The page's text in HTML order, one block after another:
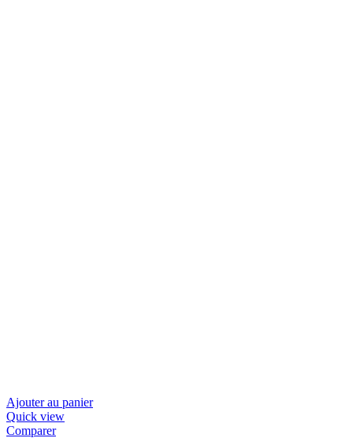
Ajouter au panier
Quick view
Comparer